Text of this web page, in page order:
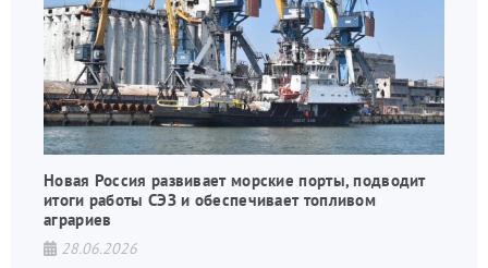
Новая Россия развивает морские порты, подводит
итоги работы СЭЗ и обеспечивает топливом
аграриев
28.06.2026